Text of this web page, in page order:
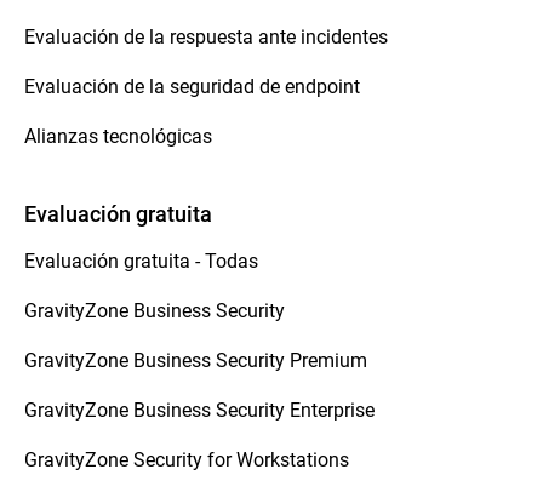
Evaluación de la respuesta ante incidentes
Evaluación de la seguridad de endpoint
Alianzas tecnológicas
Evaluación gratuita
Evaluación gratuita - Todas
GravityZone Business Security
GravityZone Business Security Premium
GravityZone Business Security Enterprise
GravityZone Security for Workstations